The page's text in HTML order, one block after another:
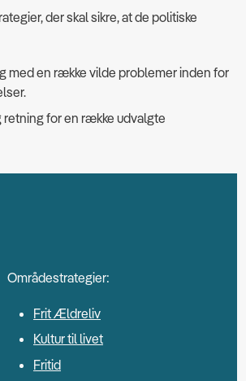
der skal sikre, at de politiske
med en række vilde problemer inden for
for en række udvalgte
Områdestrategier:
Frit Ældreliv
Kultur til livet
Fritid